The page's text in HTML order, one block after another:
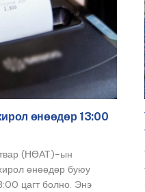
өнөөдөр 13:00
(НӨАТ)-ын
өнөөдөр буюу
цагт болно. Энэ